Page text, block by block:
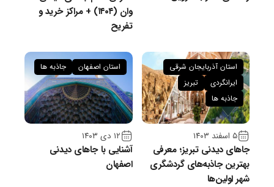
وان (۱۴۰۴) + مراکز خرید و
تفریح
۵ اسفند ۱۴۰۳
جاهای دیدنی تبریز؛ معرفی
بهترین جاذبه‌های گردشگری
شهر اولین‌ها
استان آذربایجان شرقی
ایرانگردی
تبریز
جاذبه ها
۱۲ دی ۱۴۰۳
آشنایی با جاهای دیدنی
اصفهان
استان اصفهان جاذبه ها